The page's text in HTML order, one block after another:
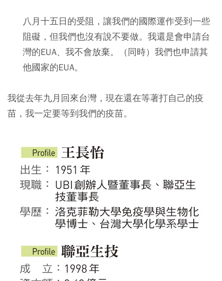
八月十五日的受阻，讓我們的國際運作受到一些
阻礙，但我們也沒有說不要做。我還是會申請台
灣的EUA、我不會放棄。（同時）我們也申請其
他國家的EUA。
我從去年九月回來台灣，現在還在等著打自己的疫
苗，我一定要等到我們的疫苗。